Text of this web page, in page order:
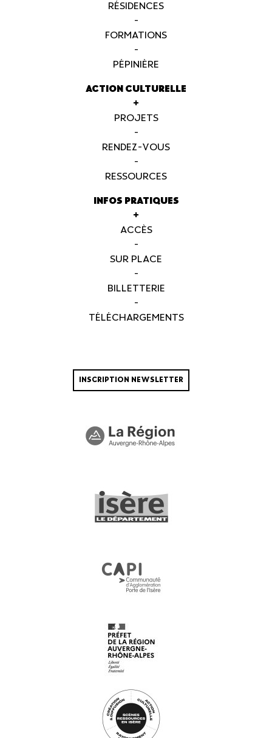
RÉSIDENCES
-
FORMATIONS
-
PÉPINIÈRE
ACTION CULTURELLE
+
PROJETS
-
RENDEZ-VOUS
-
RESSOURCES
INFOS PRATIQUES
+
ACCÈS
-
SUR PLACE
-
BILLETTERIE
-
TÉLÉCHARGEMENTS
INSCRIPTION NEWSLETTER